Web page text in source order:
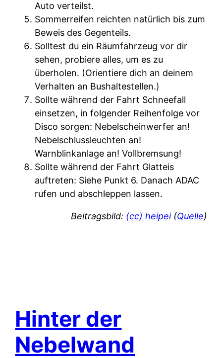
Auto verteilst.
Sommerreifen reichten natürlich bis zum
Beweis des Gegenteils.
Solltest du ein Räumfahrzeug vor dir
sehen, probiere alles, um es zu
überholen. (Orientiere dich an deinem
Verhalten an Bushaltestellen.)
Sollte während der Fahrt Schneefall
einsetzen, in folgender Reihenfolge vor
Disco sorgen: Nebelscheinwerfer an!
Nebelschlussleuchten an!
Warnblinkanlage an! Vollbremsung!
Sollte während der Fahrt Glatteis
auftreten: Siehe Punkt 6. Danach ADAC
rufen und abschleppen lassen.
Beitragsbild: (cc) heipei(Quelle)
Hinter der
Nebelwand